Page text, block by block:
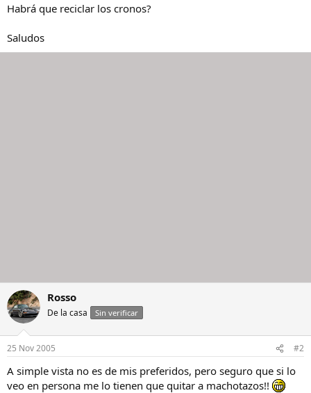
Habrá que reciclar los cronos?
Saludos
Rosso
De la casa Sin verificar
25 Nov 2005 #2
A simple vista no es de mis preferidos, pero seguro que si lo
veo en persona me lo tienen que quitar a machotazos!!